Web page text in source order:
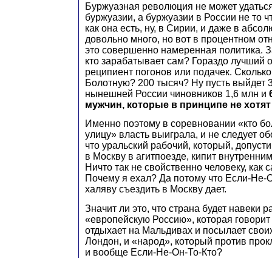
Буржуазная революция не может
буржуазии, а буржуазии в России не то
как она есть, ну, в Сирии, и даже в
довольно много, но вот в процентном
это совершенно намеренная политика.
кто зарабатывает сам? Гораздо лучший
реципиент погонов или подачек.
Болотную? 200 тысяч? Ну пусть выйдет
нынешней России чиновников 1,6 млн и
мужчин, которые в принципе не
Именно поэтому в соревновании «кто
улицу» власть выиграла, и не следует
что уральский рабочий, который,
в Москву в агитпоезде, кипит
Ничто так не свойственно человеку, как
Почему я ехал? Да потому что Если-Не-
халяву съездить в Москву дает.
Значит ли это, что страна будет навеки
«европейскую Россию», которая говорит
отдыхает на Мальдивах и посылает
Лондон, и «народ», который против
и вообще Если-Не-Он-То-Кто?